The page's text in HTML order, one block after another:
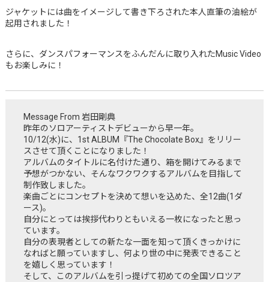
ジャケットには曲をイメージして書き下ろされた本人直筆の油絵が
起用されました！
さらに、ダンスパフォーマンスをふんだんに取り入れたMusic Video
もお楽しみに！
Message From 岩田剛典
昨年のソロアーティストデビューから早一年。
10/12(水)に、1st ALBUM『The Chocolate Box』をリリー
スさせて頂くことになりました！
アルバムのタイトルに名付けた通り、箱を開けてみるまで
予想がつかない、そんなワクワクするアルバムを目指して
制作致しました。
楽曲ごとにコンセプトを決めて想いを込めた、全12曲(1ダ
ース)。
自分にとっては挨拶代わりともいえる一枚になったと思っ
ています。
自分の表現者としての新たな一面を知って頂くきっかけに
なればと願っていますし、何より世の中に発表できること
を嬉しく思っています！
そして、このアルバムを引っ提げて初めての全国ソロツア